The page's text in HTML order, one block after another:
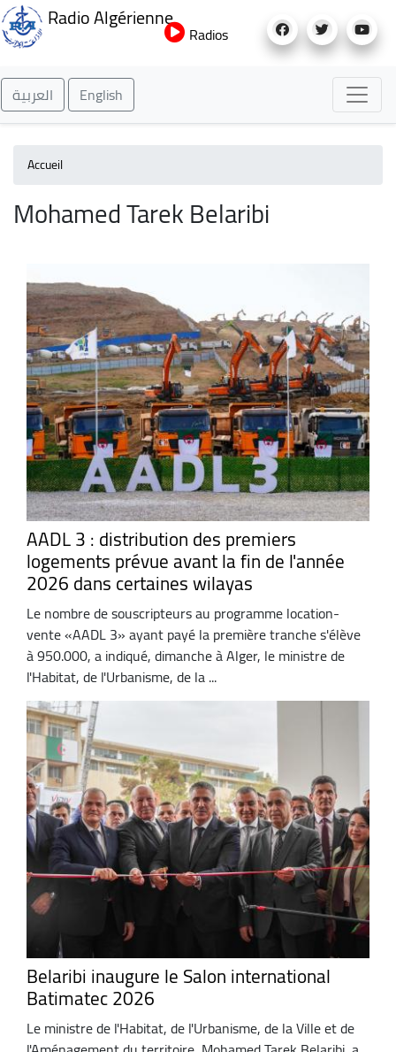
au
Radio Algérienne
Radios
العربية English
Accueil
Mohamed Tarek Belaribi
AADL 3 : distribution des premiers
logements prévue avant la fin de l'année
2026 dans certaines wilayas
Le nombre de souscripteurs au programme location-
vente «AADL 3» ayant payé la première tranche s'élève
à 950.000, a indiqué, dimanche à Alger, le ministre de
l'Habitat, de l'Urbanisme, de la ...
Belaribi inaugure le Salon international
Batimatec 2026
Le ministre de l'Habitat, de l'Urbanisme, de la Ville et de